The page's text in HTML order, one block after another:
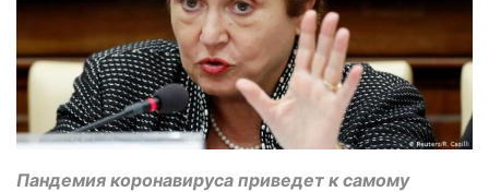
Пандемия коронавируса приведет к самому